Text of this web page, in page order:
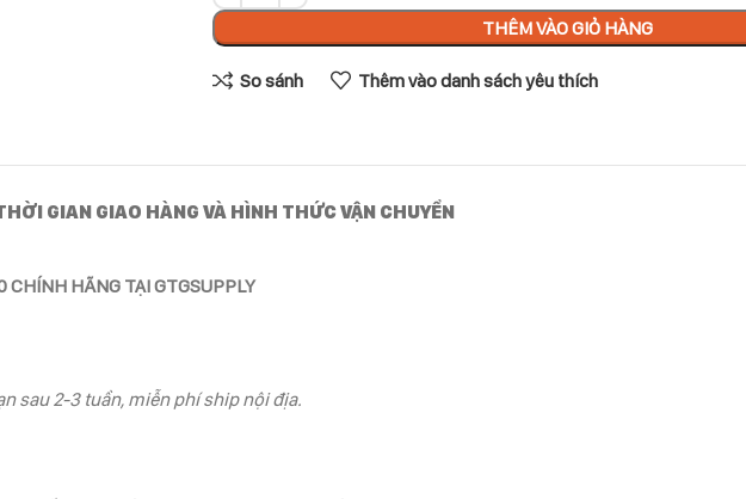
THÊM VÀO GIỎ HÀNG
So sánh Thêm vào danh sách yêu thích
GIAN GIAO HÀNG VÀ HÌNH THỨC VẬN CHUYỂN
CHÍNH HÃNG TẠI GTGSUPPLY
sau 2-3 tuần, miễn phí ship nội địa.